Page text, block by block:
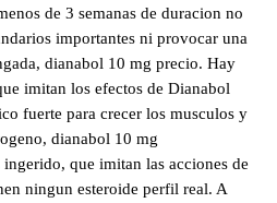
de 3 semanas de duracion no
importantes ni provocar una
dianabol 10 mg precio. Hay
imitan los efectos de Dianabol
fuerte para crecer los musculos y
dianabol 10 mg
que imitan las acciones de
ningun esteroide perfil real. A